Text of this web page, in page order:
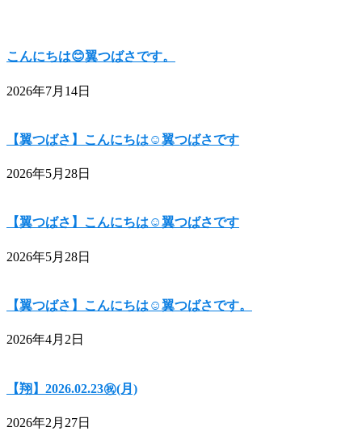
こんにちは😊翼つばさです。
2026年7月14日
【翼つばさ】こんにちは☺翼つばさです
2026年5月28日
【翼つばさ】こんにちは☺翼つばさです
2026年5月28日
【翼つばさ】こんにちは☺翼つばさです。
2026年4月2日
【翔】2026.02.23㊗(月)
2026年2月27日